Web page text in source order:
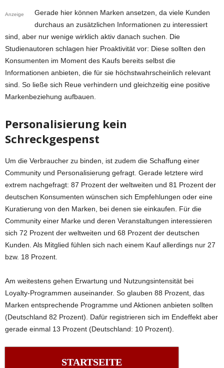
Anzeige
Gerade hier können Marken ansetzen, da viele Kunden
durchaus an zusätzlichen Informationen zu interessiert
sind, aber nur wenige wirklich aktiv danach suchen. Die
Studienautoren schlagen hier Proaktivität vor: Diese sollten den
Konsumenten im Moment des Kaufs bereits selbst die
Informationen anbieten, die für sie höchstwahrscheinlich relevant
sind. So ließe sich Reue verhindern und gleichzeitig eine positive
Markenbeziehung aufbauen.
Personalisierung kein
Schreckgespenst
Um die Verbraucher zu binden, ist zudem die Schaffung einer
Community und Personalisierung gefragt. Gerade letztere wird
extrem nachgefragt: 87 Prozent der weltweiten und 81 Prozent der
deutschen Konsumenten wünschen sich Empfehlungen oder eine
Kuratierung von den Marken, bei denen sie einkaufen. Für die
Community einer Marke und deren Veranstaltungen interessieren
sich 72 Prozent der weltweiten und 68 Prozent der deutschen
Kunden. Als Mitglied fühlen sich nach einem Kauf allerdings nur 27
bzw. 18 Prozent.
Am weitestens gehen Erwartung und Nutzungsintensität bei
Loyalty-Programmen auseinander. So glauben 88 Prozent, das
Marken entsprechende Programme und Aktionen anbieten sollten
(Deutschland 82 Prozent). Dafür registrieren sich im Endeffekt aber
gerade einmal 13 Prozent (Deutschland: 10 Prozent).
STARTSEITE